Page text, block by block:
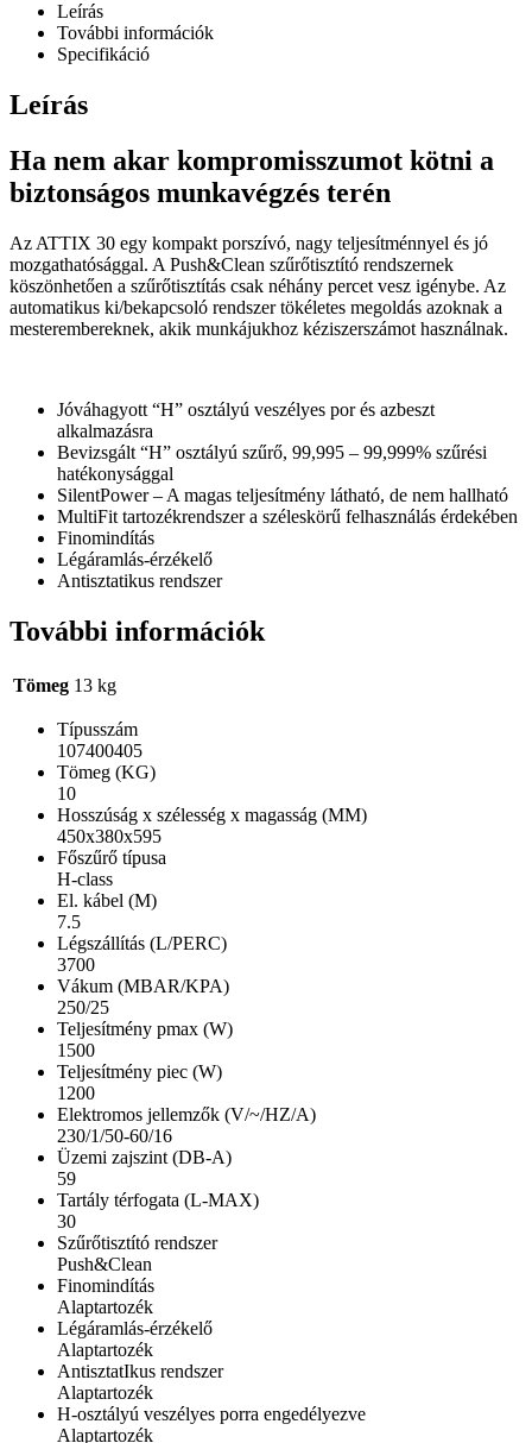
Leírás
További információk
Specifikáció
Leírás
Ha nem akar kompromisszumot kötni a
biztonságos munkavégzés terén
Az ATTIX 30 egy kompakt porszívó, nagy teljesítménnyel és jó
mozgathatósággal. A Push&Clean szűrőtisztító rendszernek
köszönhetően a szűrőtisztítás csak néhány percet vesz igénybe. Az
automatikus ki/bekapcsoló rendszer tökéletes megoldás azoknak a
mesterembereknek, akik munkájukhoz kéziszerszámot használnak.
Jóváhagyott “H” osztályú veszélyes por és azbeszt
alkalmazásra
Bevizsgált “H” osztályú szűrő, 99,995 – 99,999% szűrési
hatékonysággal
SilentPower – A magas teljesítmény látható, de nem hallható
MultiFit tartozékrendszer a széleskörű felhasználás érdekében
Finomindítás
Légáramlás-érzékelő
Antisztatikus rendszer
További információk
Tömeg 13 kg
Típusszám
107400405
Tömeg (KG)
10
Hosszúság x szélesség x magasság (MM)
450x380x595
Főszűrő típusa
H-class
El. kábel (M)
7.5
Légszállítás (L/PERC)
3700
Vákum (MBAR/KPA)
250/25
Teljesítmény pmax (W)
1500
Teljesítmény piec (W)
1200
Elektromos jellemzők (V/~/HZ/A)
230/1/50-60/16
Üzemi zajszint (DB-A)
59
Tartály térfogata (L-MAX)
30
Szűrőtisztító rendszer
Push&Clean
Finomindítás
Alaptartozék
Légáramlás-érzékelő
Alaptartozék
AntisztatIkus rendszer
Alaptartozék
H-osztályú veszélyes porra engedélyezve
Alaptartozék